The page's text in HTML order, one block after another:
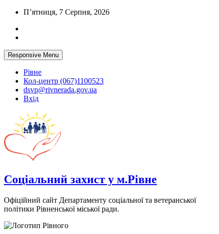
Skip
content
П’ятниця, 7 Серпня, 2026
Responsive Menu
Рівне
Кол-центр (067)1100523
dsvp@rivnerada.gov.ua
Вхід
Соціальний захист у м.Рівне
Офіційний сайт Департаменту соціальної та ветеранської
політики Рівненської міської ради.